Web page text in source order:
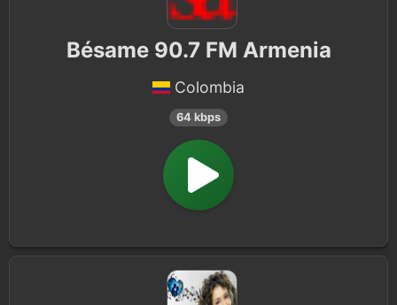
Bésame 90.7 FM Armenia
Colombia
64 kbps